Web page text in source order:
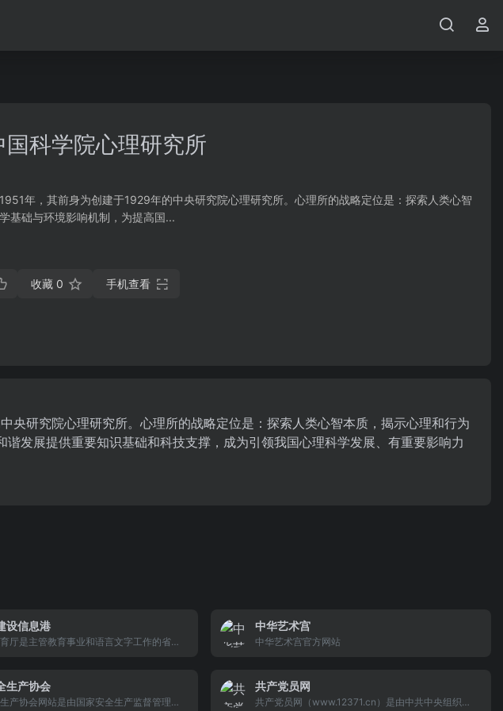
国科学院心理研究所
年，其前身为创建于1929年的中央研究院心理研究所。心理所的战略定位是：探索人类心智
基础与环境影响机制，为提高国...
收藏 0 手机查看
央研究院心理研究所。心理所的战略定位是：探索人类心智本质，揭示心理和行为
发展提供重要知识基础和科技支撑，成为引领我国心理科学发展、有重要影响力
设信息港
厅是主管教育事业和语言文字工作的省政
中华艺术宫
中华艺术宫官方网站
生产协会
产协会网站是由国家安全生产监督管理总
共产党员网
共产党员网（www.12371.cn）是由中共中央组织部